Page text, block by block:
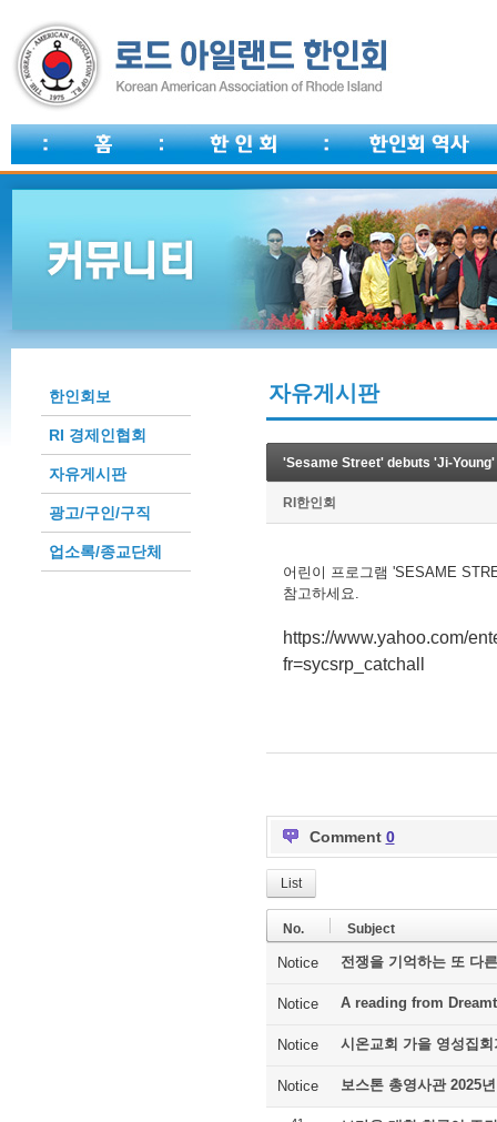
한인회보
RI 경제인협회
자유게시판
광고/구인/구직
업소록/종교단체
자유게시판
'Sesame Street' debuts 'Ji-Young'
RI한인회
어린이 프로그램 'SESAME
참고하세요.
https://www.yahoo.com/
fr=sycsrp_catchall
Comment 0
List
No. Subject
Notice 전쟁을 기억하는 또 다
Notice A reading from
Notice 시온교회 가을 영성집
Notice 보스톤 총영사관 2025